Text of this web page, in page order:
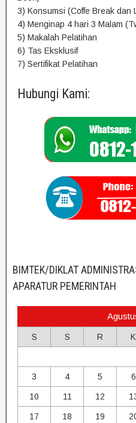
3) Konsumsi (Coffe Break dan
4) Menginap 4 hari 3 Malam
5) Makalah Pelatihan
6) Tas Eksklusif
7) Sertifikat Pelatihan
Hubungi Kami:
BIMTEK/DIKLAT
APARATUR PEMERINTAH
S S R K
3 4 5 6
10 11 12
17 18 19